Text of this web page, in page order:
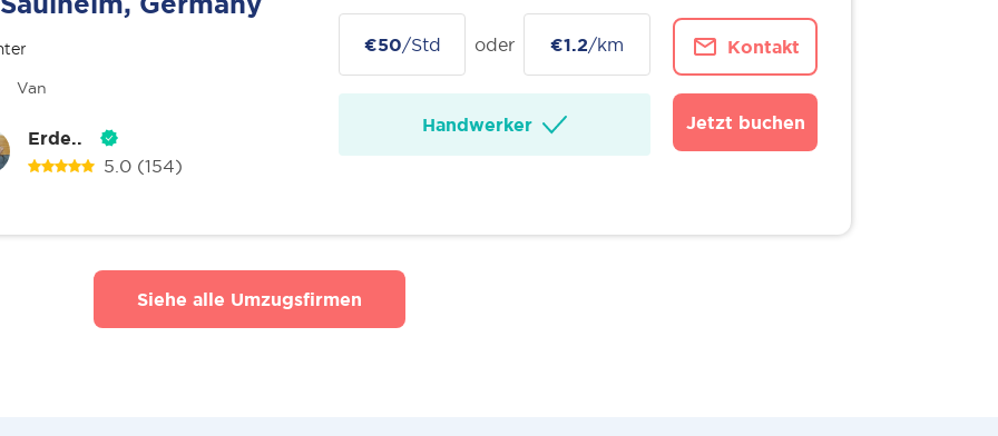
Van
Erde..
5.0 (154)
€50/Std oder €1.2/km
Handwerker
Kontakt
Jetzt buchen
Siehe alle Umzugsfirmen